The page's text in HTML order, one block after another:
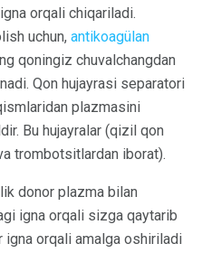
orqali chiqariladi.
uchun, antikoagülan
qoningiz chuvalchangdan
Qon hujayrasi separatori
plazmasini
Bu hujayralar (qizil qon
trombotsitlardan iborat).
donor plazma bilan
igna orqali sizga qaytarib
igna orqali amalga oshiriladi